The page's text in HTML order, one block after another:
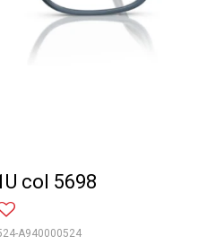
col 5698
A940000524